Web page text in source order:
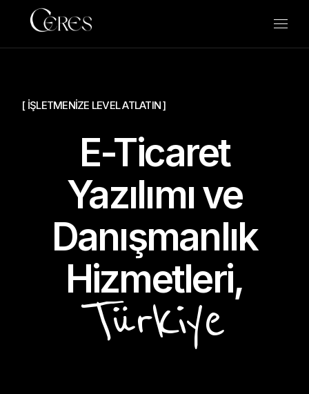
[ İŞLETMENİZE LEVEL ATLATIN ]
E-Ticaret
Yazılımı ve
Danışmanlık
Hizmetleri,
Türkiye